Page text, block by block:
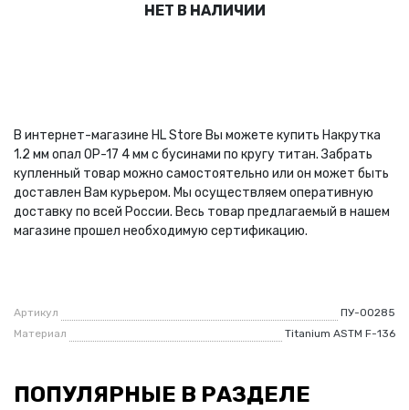
НЕТ В НАЛИЧИИ
В интернет-магазине HL Store Вы можете купить Накрутка
1.2 мм опал OP-17 4 мм с бусинами по кругу титан. Забрать
купленный товар можно самостоятельно или он может быть
доставлен Вам курьером. Мы осуществляем оперативную
доставку по всей России. Весь товар предлагаемый в нашем
магазине прошел необходимую сертификацию.
Артикул
ПУ-00285
Материал
Titanium ASTM F-136
ПОПУЛЯРНЫЕ В РАЗДЕЛЕ